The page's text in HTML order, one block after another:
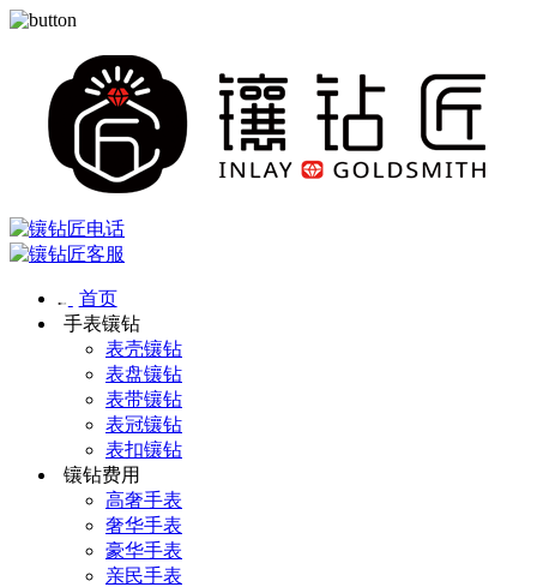
首页
手表镶钻
表壳镶钻
表盘镶钻
表带镶钻
表冠镶钻
表扣镶钻
镶钻费用
高奢手表
奢华手表
豪华手表
亲民手表